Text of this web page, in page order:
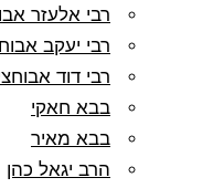
רבי אלעזר
רבי יעקב
רבי דוד
בבא חאקי
בבא מאיר
הרב יגאל כהן